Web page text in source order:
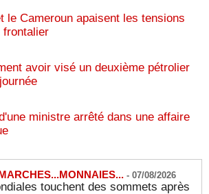
le Cameroun apaisent les tensions
frontalier
avoir visé un deuxième pétrolier
ministre arrêté dans une affaire
- 07/08/2026
touchent des sommets après